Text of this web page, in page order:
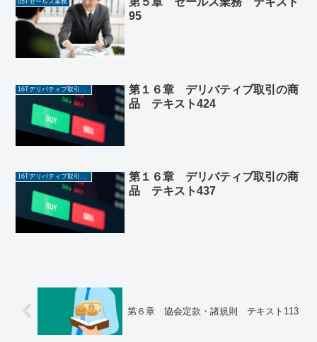
95
第１６章 デリバティブ取引の商
品 テキスト424
16Tデリバティブ取引の商品
第１６章 デリバティブ取引の商
品 テキスト437
第６章 協会定款・諸規則 テキスト113